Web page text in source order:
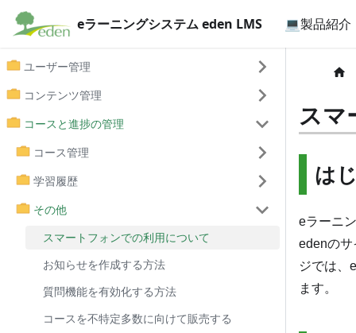
eラーニングシステム eden LMS 💻製品紹介
ユーザー管理
コンテンツ管理
コースと進捗の管理
コース管理
学習履歴
その他
スマートフォンでの利用について
お知らせを作成する方法
質問機能を有効化する方法
コースを不特定多数に向けて販売する
スマ
は
eラーニ
edenのサ
ジでは、
ます。